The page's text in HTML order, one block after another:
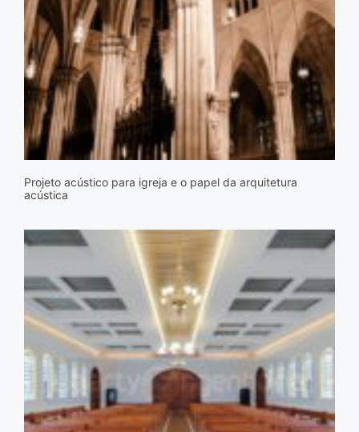
Projeto acústico para igreja e o papel da arquitetura
acústica